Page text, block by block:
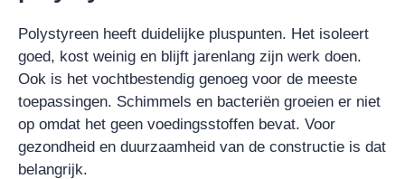
Polystyreen heeft duidelijke pluspunten. Het isoleert
goed, kost weinig en blijft jarenlang zijn werk doen.
Ook is het vochtbestendig genoeg voor de meeste
toepassingen. Schimmels en bacteriën groeien er niet
op omdat het geen voedingsstoffen bevat. Voor
gezondheid en duurzaamheid van de constructie is dat
belangrijk.